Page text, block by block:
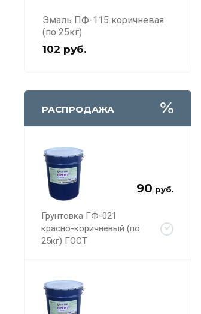
Эмаль ПФ-115 коричневая
(по 25кг)
102 руб.
РАСПРОДАЖА
90 руб.
Грунтовка ГФ-021
красно-коричневый (по
25кг) ГОСТ